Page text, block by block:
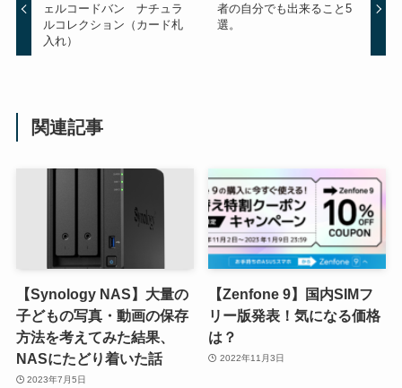
ェルコードバン ナチュラ
ルコレクション（カード札
入れ）
者の自分でも出来ること5
選。
関連記事
【Synology NAS】大量の
子どもの写真・動画の保存
方法を考えてみた結果、
NASにたどり着いた話
2023年7月5日
【Zenfone 9】国内SIMフ
リー版発表！気になる価格
は？
2022年11月3日